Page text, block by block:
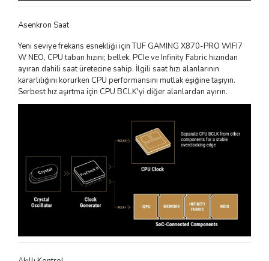
Asenkron Saat
Yeni seviye frekans esnekliği için TUF GAMING X870-PRO WIFI7
W NEO, CPU taban hızını; bellek, PCIe ve Infinity Fabric hızından
ayıran dahili saat üretecine sahip. İlgili saat hızı alanlarının
kararlılığını korurken CPU performansını mutlak eşiğine taşıyın.
Serbest hız aşırtma için CPU BCLK'yi diğer alanlardan ayırın.